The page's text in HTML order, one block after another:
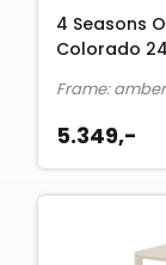
4 Seasons
Colorado
Frame:
5.349,-